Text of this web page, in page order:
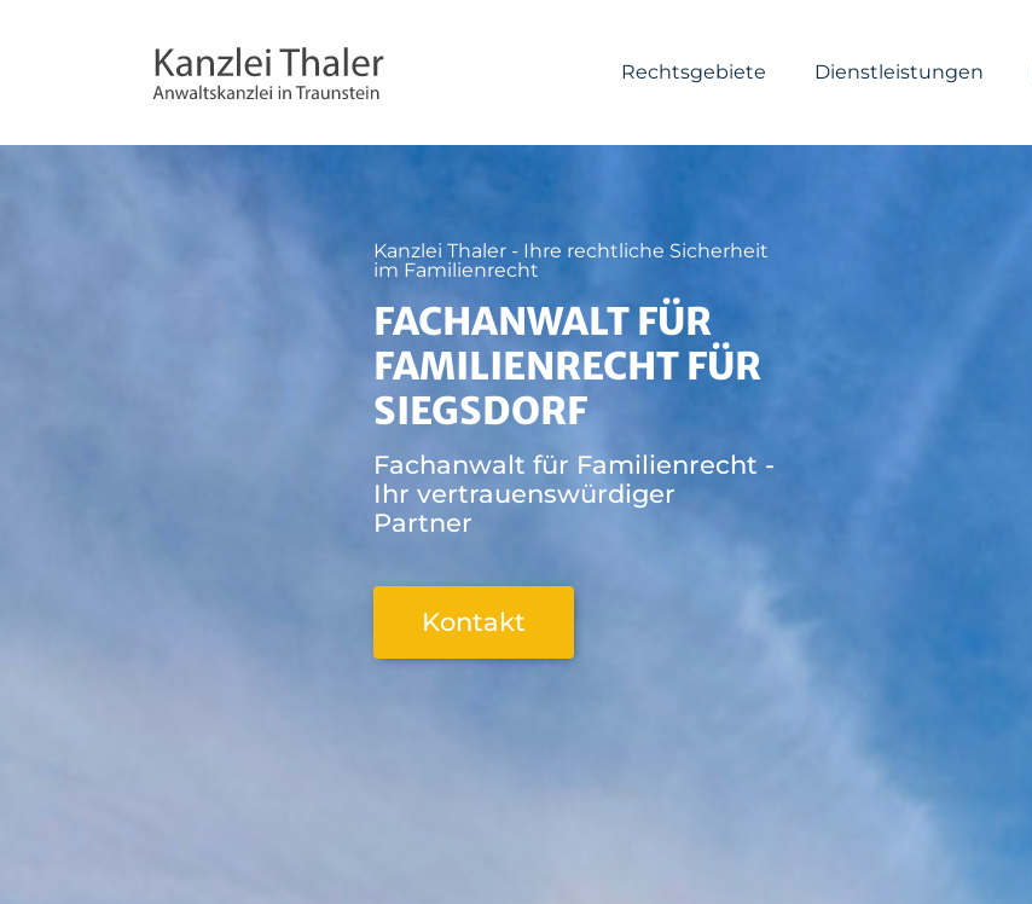
Rechtsgebiete Dienstleistungen
Kanzlei Thaler - Ihre rechtliche Sicherheit
im Familienrecht
FACHANWALT FÜR
FAMILIENRECHT FÜR
SIEGSDORF
Fachanwalt für Familienrecht -
Ihr vertrauenswürdiger
Partner
Kontakt